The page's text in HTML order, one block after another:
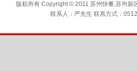
版权所有 Copyright © 2011 苏州快餐,苏州
联系人：严先生 联系方式：